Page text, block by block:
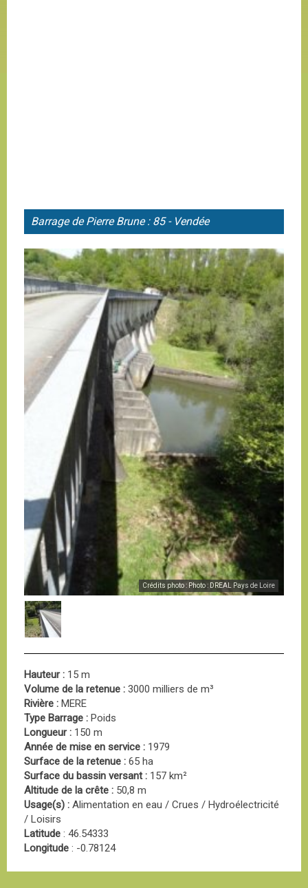
Barrage dePierre Brune : 85 - Vendée
Crédits photo : Photo : DREAL Pays de Loire
Hauteur : 15 m
Volume de la retenue : 3000 milliers de m³
Rivière : MERE
Type Barrage : Poids
Longueur : 150 m
Année de mise en service : 1979
Surface de la retenue : 65 ha
Surface du bassin versant : 157 km²
Altitude de la crête : 50,8 m
Usage(s) : Alimentation en eau / Crues / Hydroélectricité
/ Loisirs
Latitude : 46.54333
Longitude : -0.78124